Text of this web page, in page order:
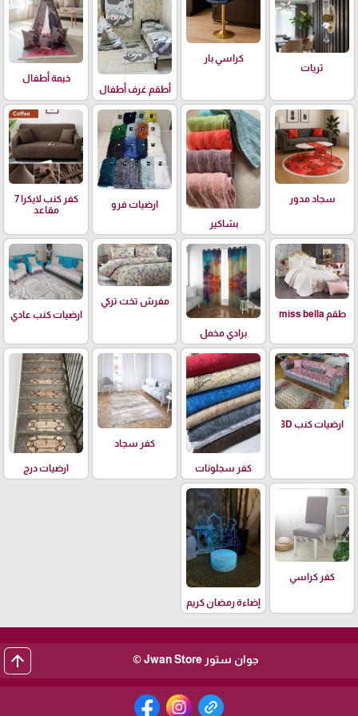
ثريات
كراسي بار
أطقم غرف أطفال
خيمة أطفال
سجاد مدور
بشاكير
ارضيات فرو
كفر كنب لايكرا 7
مقاعد
طقم miss bella
برادي مخمل
مفرش تخت تركي
ارضيات كنب عادي
ارضيات كنب 3D
كفر سجلونات
كفر سجاد
ارضيات درج
كفر كراسي
إضاءة رمضان كريم
جوان ستور Jwan Store © arrow_upward